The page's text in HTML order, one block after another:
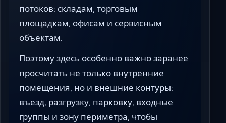
потоков: складам, торговым
площадкам, офисам и сервисным
объектам.
Поэтому здесь особенно важно заранее
просчитать не только внутренние
помещения, но и внешние контуры:
въезд, разгрузку, парковку, входные
группы и зону периметра, чтобы